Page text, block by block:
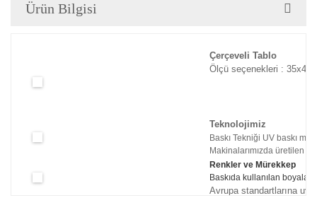
Ürün Bilgisi
Çerçeveli Tablo
Ölçü seçenekleri :
Teknolojimiz
Baskı Tekniği UV baskı
Makinalarımızda üretilen
Renkler ve Mürekkep
Baskıda kullanılan
Avrupa standartlarına